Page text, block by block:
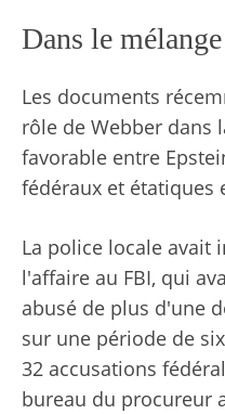
Dans le mélange
Les documents
rôle de Webber dans
favorable entre
fédéraux et étatiques
La police locale avait
l'affaire au FBI, qui
abusé de plus d'une
sur une période de
32 accusations
bureau du procureur